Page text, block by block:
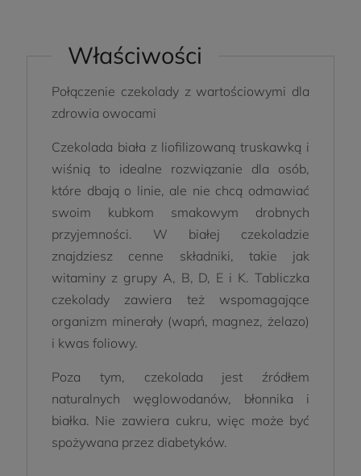
Właściwości
Połączenie czekolady z wartościowymi dla
zdrowia owocami
Czekolada biała z liofilizowaną truskawką i
wiśnią to idealne rozwiązanie dla osób,
które dbają o linie, ale nie chcą odmawiać
swoim kubkom smakowym drobnych
przyjemności. W białej czekoladzie
znajdziesz cenne składniki, takie jak
witaminy z grupy A, B, D, E i K. Tabliczka
czekolady zawiera też wspomagające
organizm minerały (wapń, magnez, żelazo)
i kwas foliowy.
Poza tym, czekolada jest źródłem
naturalnych węglowodanów, błonnika i
białka. Nie zawiera cukru, więc może być
spożywana przez diabetyków.